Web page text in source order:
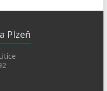
Plzeň